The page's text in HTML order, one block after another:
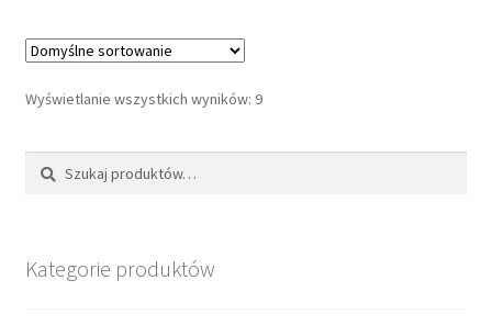
Wyświetlanie wszystkich wyników: 9
Szukaj:
Szukaj
Kategorie produktów